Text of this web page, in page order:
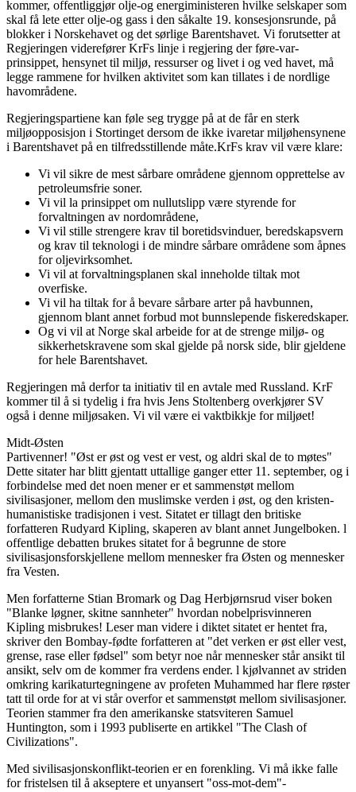
kommer, offentliggjør olje-og energiministeren hvilke selskaper som
skal få lete etter olje-og gass i den såkalte 19. konsesjonsrunde, på
blokker i Norskehavet og det sørlige Barentshavet. Vi forutsetter at
Regjeringen viderefører KrFs linje i regjering der føre-var-
prinsippet, hensynet til miljø, ressurser og livet i og ved havet, må
legge rammene for hvilken aktivitet som kan tillates i de nordlige
havområdene.
Regjeringspartiene kan føle seg trygge på at de får en sterk
miljøopposisjon i Stortinget dersom de ikke ivaretar miljøhensynene
i Barentshavet på en tilfredsstillende måte.KrFs krav vil være klare:
Vi vil sikre de mest sårbare områdene gjennom opprettelse av
petroleumsfrie soner.
Vi vil la prinsippet om nullutslipp være styrende for
forvaltningen av nordområdene,
Vi vil stille strengere krav til boretidsvinduer, beredskapsvern
og krav til teknologi i de mindre sårbare områdene som åpnes
for oljevirksomhet.
Vi vil at forvaltningsplanen skal inneholde tiltak mot
overfiske.
Vi vil ha tiltak for å bevare sårbare arter på havbunnen,
gjennom blant annet forbud mot bunnslepende fiskeredskaper.
Og vi vil at Norge skal arbeide for at de strenge miljø- og
sikkerhetskravene som skal gjelde på norsk side, blir gjeldene
for hele Barentshavet.
Regjeringen må derfor ta initiativ til en avtale med Russland. KrF
kommer til å si tydelig i fra hvis Jens Stoltenberg overkjører SV
også i denne miljøsaken. Vi vil være ei vaktbikkje for miljøet!
Midt-Østen
Partivenner! "Øst er øst og vest er vest, og aldri skal de to møtes"
Dette sitater har blitt gjentatt uttallige ganger etter 11. september, og i
forbindelse med det noen mener er et sammenstøt mellom
sivilisasjoner, mellom den muslimske verden i øst, og den kristen-
humanistiske tradisjonen i vest. Sitatet er tillagt den britiske
forfatteren Rudyard Kipling, skaperen av blant annet Jungelboken. l
offentlige debatten brukes sitatet for å begrunne de store
sivilisasjonsforskjellene mellom mennesker fra Østen og mennesker
fra Vesten.
Men forfatterne Stian Bromark og Dag Herbjørnsrud viser boken
"Blanke løgner, skitne sannheter" hvordan nobelprisvinneren
Kipling misbrukes! Leser man videre i diktet sitatet er hentet fra,
skriver den Bombay-fødte forfatteren at "det verken er øst eller vest,
grense, rase eller fødsel" som betyr noe når mennesker står ansikt til
ansikt, selv om de kommer fra verdens ender. l kjølvannet av striden
omkring karikaturtegningene av profeten Muhammed har flere røster
tatt til orde for at vi står overfor et sammenstøt mellom sivilisasjoner.
Teorien stammer fra den amerikanske statsviteren Samuel
Huntington, som i 1993 publiserte en artikkel "The Clash of
Civilizations".
Med sivilisasjonskonflikt-teorien er en forenkling. Vi må ikke falle
for fristelsen til å akseptere et unyansert "oss-mot-dem"-